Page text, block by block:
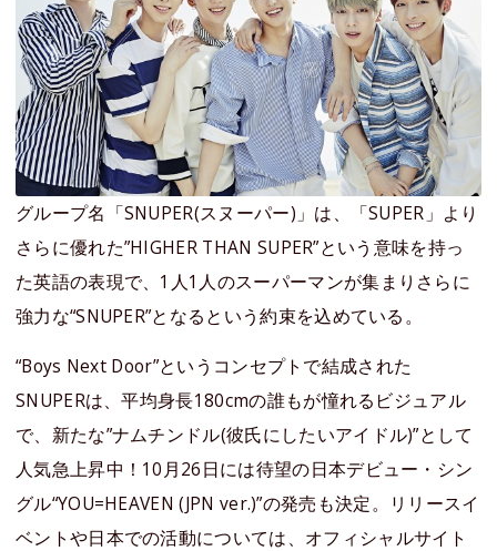
グループ名「SNUPER(スヌーパー)」は、「SUPER」より
さらに優れた”HIGHER THAN SUPER”という意味を持っ
た英語の表現で、1人1人のスーパーマンが集まりさらに
強力な“SNUPER”となるという約束を込めている。
“Boys Next Door”というコンセプトで結成された
SNUPERは、平均身長180cmの誰もが憧れるビジュアル
で、新たな”ナムチンドル(彼氏にしたいアイドル)”として
人気急上昇中！10月26日には待望の日本デビュー・シン
グル“YOU=HEAVEN (JPN ver.)”の発売も決定。リリースイ
ベントや日本での活動については、オフィシャルサイト